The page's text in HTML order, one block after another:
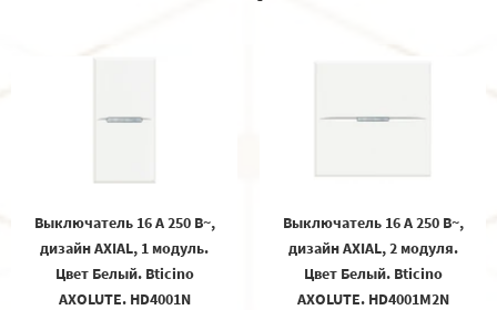
Выключатель 16 А 250 В~,
дизайн AXIAL, 1 модуль.
Цвет Белый. Bticino
AXOLUTE. HD4001N
Выключатель 16 А 250 В~,
дизайн AXIAL, 2 модуля.
Цвет Белый. Bticino
AXOLUTE. HD4001M2N